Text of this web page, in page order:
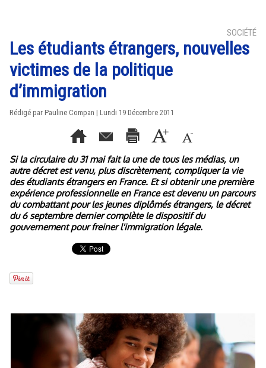
SOCIÉTÉ
Les étudiants étrangers, nouvelles
victimes de la politique
d’immigration
Rédigé par Pauline Compan | Lundi 19 Décembre 2011
Si la circulaire du 31 mai fait la une de tous les médias, un
autre décret est venu, plus discrètement, compliquer la vie
des étudiants étrangers en France. Et si obtenir une première
expérience professionnelle en France est devenu un parcours
du combattant pour les jeunes diplômés étrangers, le décret
du 6 septembre dernier complète le dispositif du
gouvernement pour freiner l'immigration légale.